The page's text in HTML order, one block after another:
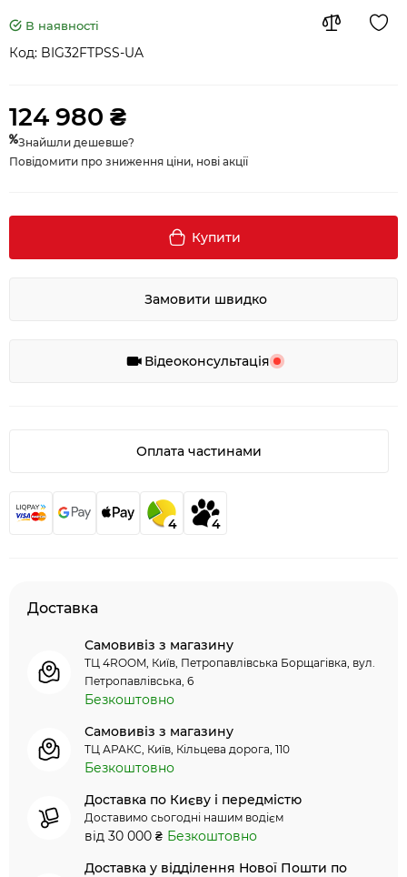
В наявності
Код: BIG32FTPSS-UA
124 980 ₴
Знайшли дешевше?
Повідомити про зниження ціни, нові акції
Купити
Замовити швидко
Відеоконсультація
Оплата частинами
4 4
Доставка
Самовивіз з магазину
ТЦ 4ROOM, Київ, Петропавлівська Борщагівка, вул.
Петропавлівська, 6
Безкоштовно
Самовивіз з магазину
ТЦ АРАКС, Київ, Кільцева дорога, 110
Безкоштовно
Доставка по Києву і передмістю
Доставимо сьогодні нашим водієм
від 30 000 ₴ Безкоштовно
Доставка у відділення Нової Пошти по